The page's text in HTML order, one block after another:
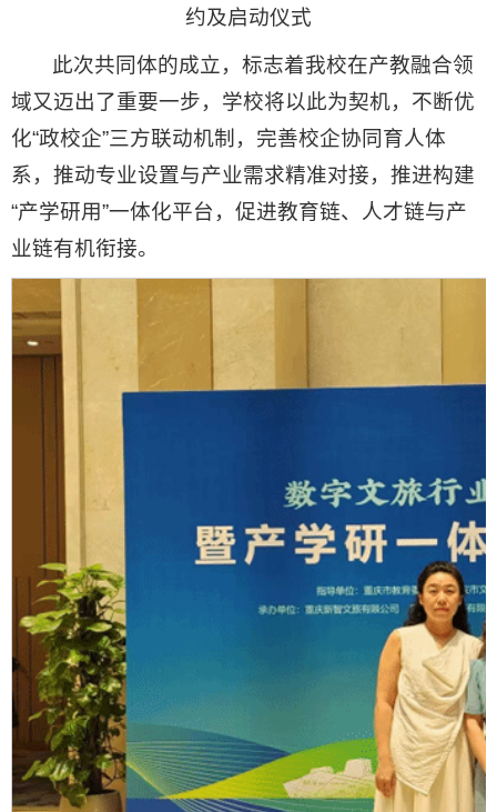
约及启动仪式
此次共同体的成立，标志着我校在产教融合领
域又迈出了重要一步，学校将以此为契机，不断优
化“政校企”三方联动机制，完善校企协同育人体
系，推动专业设置与产业需求精准对接，推进构建
“产学研用”一体化平台，促进教育链、人才链与产
业链有机衔接。